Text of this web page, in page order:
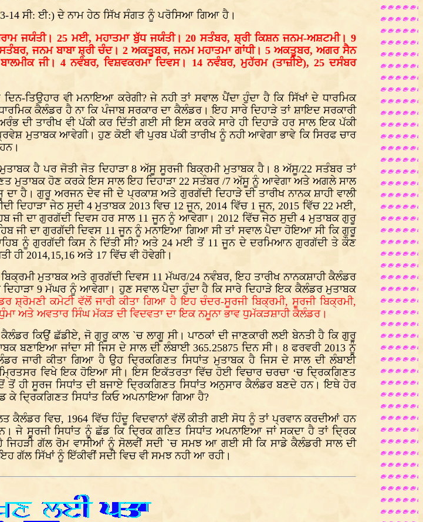
14 ਸੀ: ਈ:) ਦੇ ਨਾਮ ਹੇਠ ਸਿੱਖ ਸੰਗਤ ਨੂੰ ਪਰੋਸਿਆ ਗਿਆ ਹੈ।
ਜਯੰਤੀ। 25 ਮਈ, ਮਹਾਤਮਾ ਬੁੱਧ ਜਯੰਤੀ। 20 ਸਤੰਬਰ, ਸ਼੍ਰੀ ਕਿਸ਼ਨ ਜਨਮ-ਅਸ਼ਟਮੀ। 9
ਜਨਮ ਬਾਬਾ ਸ਼੍ਰੀ ਚੰਦ। 2 ਅਕਤੂਬਰ, ਜਨਮ ਮਹਾਤਮਾ ਗਾਂਧੀ। 5 ਅਕਤੂਬਰ, ਅਗਰ ਸੈਨ
ਜੀ। 4 ਨਵੰਬਰ, ਵਿਸ਼ਵਕਰਮਾ ਦਿਵਸ। 14 ਨਵੰਬਰ, ਮੁਹੱਰਮ (ਤਾਜ਼ੀਏ), 25 ਦਸੰਬਰ
ਤਿਉਹਾਰ ਵੀ ਮਨਾਇਆ ਕਰੇਗੀ? ਜੇ ਨਹੀ ਤਾਂ ਸਵਾਲ ਪੈਂਦਾ ਹੁੰਦਾ ਹੈ ਕਿ ਸਿੱਖਾਂ ਦੇ ਧਾਰਮਿਕ
ਕੈਲੰਡਰ ਹੈ ਨਾ ਕਿ ਪੰਜਾਬ ਸਰਕਾਰ ਦਾ ਕੈਲੰਡਰ। ਇਹ ਸਾਰੇ ਦਿਹਾੜੇ ਤਾਂ ਸ਼ਾਇਦ ਸਰਕਾਰੀ
ਦੀ ਤਾਰੀਖ ਵੀ ਪੱਕੀ ਕਰ ਦਿੱਤੀ ਗਈ ਸੀ ਇਸ ਕਰਕੇ ਸਾਰੇ ਹੀ ਦਿਹਾੜੇ ਹਰ ਸਾਲ ਇਕ ਪੱਕੀ
ਮੁਤਾਬਕ ਆਵੇਗੀ। ਹੁਣ ਕੋਈ ਵੀ ਪੁਰਬ ਪੱਕੀ ਤਾਰੀਖ ਨੂੰ ਨਹੀ ਆਵੇਗਾ ਭਾਵੇ ਕਿ ਸਿਰਫ ਚਾਰ
ਹੈ ਪਰ ਜੋਤੀ ਜੋਤ ਦਿਹਾੜਾ 8 ਅੱਸੂ ਸੂਰਜੀ ਬਿਕ੍ਰਮੀ ਮੁਤਾਬਕ ਹੈ। 8 ਅੱਸੂ/22 ਸਤੰਬਰ ਤਾਂ
ਮੁਤਾਬਕ ਹੋਣ ਕਰਕੇ ਇਸ ਸਾਲ ਇਹ ਦਿਹਾੜਾ 22 ਸਤੰਬਰ /7 ਅੱਸੂ ਨੂੰ ਆਵੇਗਾ ਅਤੇ ਅਗਲੇ ਸਾਲ
ਹੈ। ਗੁਰੂ ਅਰਜਨ ਦੇਵ ਜੀ ਦੇ ਪ੍ਰਕਾਸ਼ ਅਤੇ ਗੁਰਗੱਦੀ ਦਿਹਾੜੇ ਦੀ ਤਾਰੀਖ ਨਾਨਕ ਸ਼ਾਹੀ ਵਾਲੀ
ਦਿਹਾੜਾ ਜੇਠ ਸੁਦੀ 4 ਮੁਤਾਬਕ 2013 ਵਿਚ 12 ਜੂਨ, 2014 ਵਿੱਚ 1 ਜੂਨ, 2015 ਵਿੱਚ 22 ਮਈ,
ਜੀ ਦਾ ਗੁਰਗੱਦੀ ਦਿਵਸ ਹਰ ਸਾਲ 11 ਜੂਨ ਨੂੰ ਆਵੇਗਾ। 2012 ਵਿੱਚ ਜੇਠ ਸੁਦੀ 4 ਮੁਤਾਬਕ ਗੁਰੂ
ਜੀ ਦਾ ਗੁਰਗੱਦੀ ਦਿਵਸ 11 ਜੂਨ ਨੂੰ ਮਨਾਇਆ ਗਿਆ ਸੀ ਤਾਂ ਸਵਾਲ ਪੈਦਾ ਹੋਇਆ ਸੀ ਕਿ ਗੁਰੂ
ਨੂੰ ਗੁਰਗੱਦੀ ਕਿਸ ਨੇ ਦਿੱਤੀ ਸੀ? ਅਤੇ 24 ਮਈ ਤੋਂ 11 ਜੂਨ ਦੇ ਦਰਮਿਆਨ ਗੁਰਗੱਦੀ ਤੇ ਕੌਣ
2014,15,16 ਅਤੇ 17 ਵਿੱਚ ਵੀ ਹੋਵੇਗੀ।
ਮੁਤਾਬਕ ਅਤੇ ਗੁਰਗੱਦੀ ਦਿਵਸ 11 ਮੱਘਰ/24 ਨਵੰਬਰ, ਇਹ ਤਾਰੀਖ ਨਾਨਕਸ਼ਾਹੀ ਕੈਲੰਡਰ
9 ਮੱਘਰ ਨੂੰ ਆਵੇਗਾ। ਹੁਣ ਸਵਾਲ ਪੈਦਾ ਹੁੰਦਾ ਹੈ ਕਿ ਸਾਰੇ ਦਿਹਾੜੇ ਇਕ ਕੈਲੰਡਰ ਮੁਤਾਬਕ
ਕਮੇਟੀ ਵੱਲੋਂ ਜਾਰੀ ਕੀਤਾ ਗਿਆ ਹੈ ਇਹ ਚੰਦਰ-ਸੂਰਜੀ ਬਿਕ੍ਰਮੀ, ਸੂਰਜੀ ਬਿਕ੍ਰਮੀ,
ਅਤੇ ਅਵਤਾਰ ਸਿੰਘ ਮੱਕੜ ਦੀ ਵਿਦਵਤਾ ਦਾ ਇਕ ਨਮੂਨਾ ਭਾਵ ਧੁਮੱਕੜਸ਼ਾਹੀ ਕੈਲੰਡਰ।
ਕਿਉਂ ਛੱਡੀਏ, ਜੋ ਗੁਰੂ ਕਾਲ `ਚ ਲਾਗੂ ਸੀ। ਪਾਠਕਾਂ ਦੀ ਜਾਣਕਾਰੀ ਲਈ ਬੇਨਤੀ ਹੈ ਕਿ ਗੁਰੂ
ਬਣਾਇਆ ਜਾਂਦਾ ਸੀ ਜਿਸ ਦੇ ਸਾਲ ਦੀ ਲੰਬਾਈ 365.25875 ਦਿਨ ਸੀ। 8 ਫਰਵਰੀ 2013 ਨੂੰ
ਕੀਤਾ ਗਿਆ ਹੈ ਉਹ ਦ੍ਰਿਕਗਿਣਤ ਸਿਧਾਂਤ ਮੁਤਾਬਕ ਹੈ ਜਿਸ ਦੇ ਸਾਲ ਦੀ ਲੰਬਾਈ
ਵਿਖੇ ਇਕ ਹੋਇਆ ਸੀ। ਇਸ ਇਕੱਤਰਤਾ ਵਿੱਚ ਹੋਈ ਵਿਚਾਰ ਚਰਚਾ ‘ਚ ਦ੍ਰਿਕਗਿਣਤ
ਤੋਂ ਹੀ ਸੂਰਜ ਸਿਧਾਂਤ ਦੀ ਬਜਾਏ ਦ੍ਰਿਕਗਿਣਤ ਸਿਧਾਂਤ ਅਨੁਸਾਰ ਕੈਲੰਡਰ ਬਣਦੇ ਹਨ। ਇਥੇ ਹੋਰ
ਕੇ ਦ੍ਰਿਕਗਿਣਤ ਸਿਧਾਂਤ ਕਿਓ ਅਪਨਾਇਆ ਗਿਆ ਹੈ?
ਕੈਲੰਡਰ ਵਿਚ, 1964 ਵਿੱਚ ਹਿੰਦੂ ਵਿਦਵਾਨਾਂ ਵੱਲੋਂ ਕੀਤੀ ਗਈ ਸੋਧ ਨੂੰ ਤਾਂ ਪ੍ਰਵਾਨ ਕਰਦੀਆਂ ਹਨ
ਜੇ ਸੂਰਜੀ ਸਿਧਾਂਤ ਨੂੰ ਛੱਡ ਕਿ ਦ੍ਰਿਕ ਗਣਿਤ ਸਿਧਾਂਤ ਅਪਨਾਇਆ ਜਾਂ ਸਕਦਾ ਹੈ ਤਾਂ ਦ੍ਰਿਕ
ਹੈ ਜਿਹੜੀ ਗੱਲ ਰੋਮ ਵਾਸੀਆਂ ਨੂੰ ਸੋਲਵੀਂ ਸਦੀ `ਚ ਸਮਝ ਆ ਗਈ ਸੀ ਕਿ ਸਾਡੇ ਕੈਲੰਡਰੀ ਸਾਲ ਦੀ
ਗੱਲ ਸਿੱਖਾਂ ਨੂੰ ਇੱਕੀਵੀਂ ਸਦੀ ਵਿਚ ਵੀ ਸਮਝ ਨਹੀ ਆ ਰਹੀ।